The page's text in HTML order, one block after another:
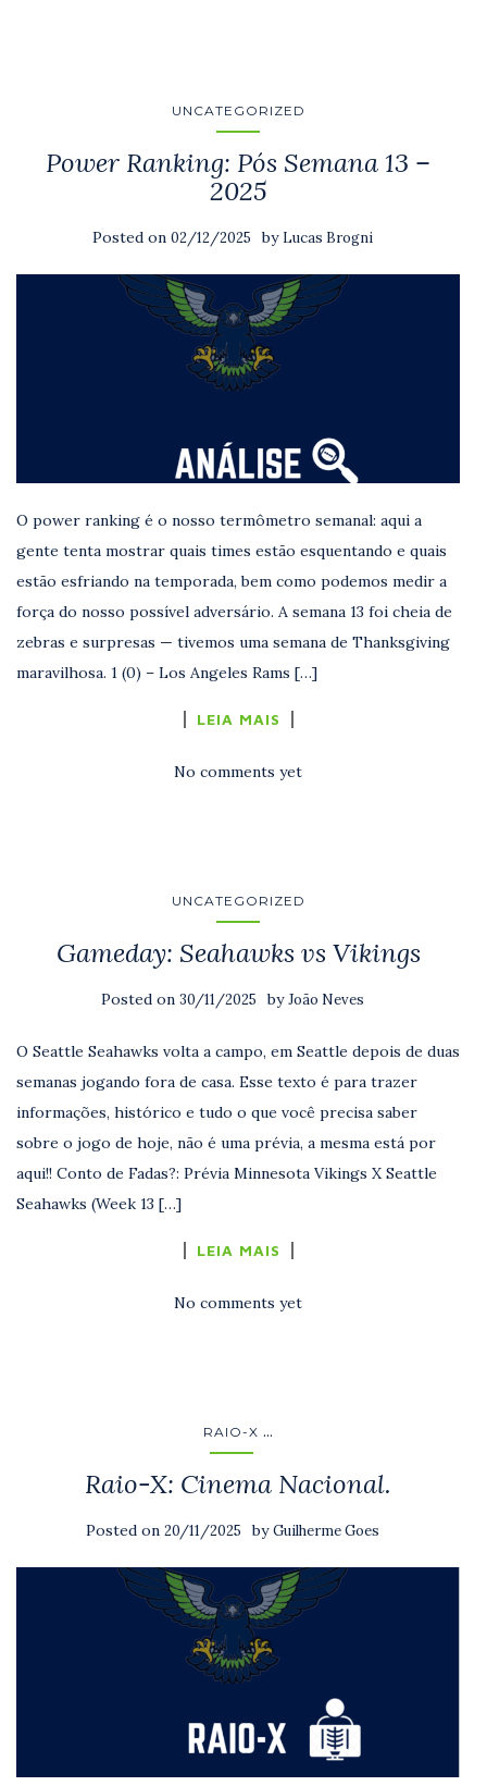
UNCATEGORIZED
Power Ranking: Pós Semana 13 –
2025
Posted on 02/12/2025 by Lucas Brogni
O power ranking é o nosso termômetro semanal: aqui a
gente tenta mostrar quais times estão esquentando e quais
estão esfriando na temporada, bem como podemos medir a
força do nosso possível adversário. A semana 13 foi cheia de
zebras e surpresas — tivemos uma semana de Thanksgiving
maravilhosa. 1 (0) – Los Angeles Rams […]
LEIA MAIS
No comments yet
UNCATEGORIZED
Gameday: Seahawks vs Vikings
Posted on 30/11/2025 byJoão Neves
O Seattle Seahawks volta a campo, em Seattle depois de duas
semanas jogando fora de casa. Esse texto é para trazer
informações, histórico e tudo o que você precisa saber
sobre o jogo de hoje, não é uma prévia, a mesma está por
aqui!! Conto de Fadas?: Prévia Minnesota Vikings X Seattle
Seahawks (Week 13 […]
LEIA MAIS
No comments yet
RAIO-X ...
Raio-X: Cinema Nacional.
Posted on 20/11/2025 byGuilherme Goes